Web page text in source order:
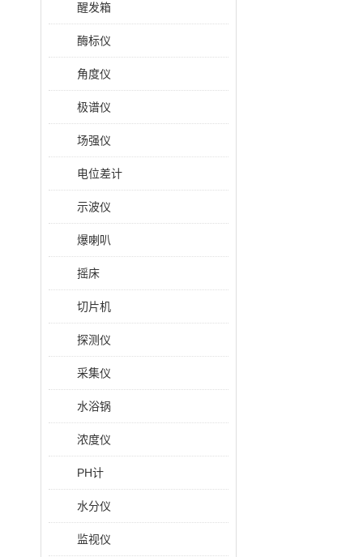
醒发箱
酶标仪
角度仪
极谱仪
场强仪
电位差计
示波仪
爆喇叭
摇床
切片机
探测仪
采集仪
水浴锅
浓度仪
PH计
水分仪
监视仪